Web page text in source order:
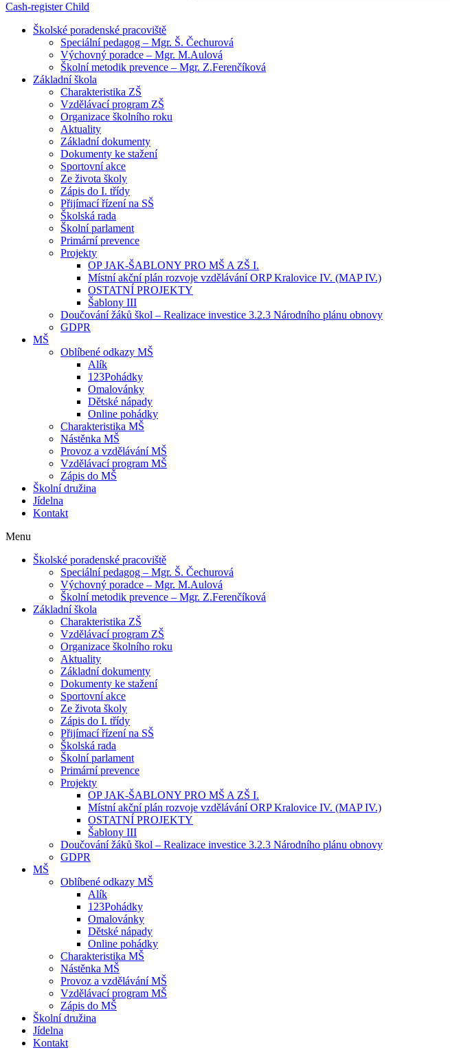
Cash-register Child
Školské poradenské pracoviště
Speciální pedagog – Mgr. Š. Čechurová
Výchovný poradce – Mgr. M.Aulová
Školní metodik prevence – Mgr. Z.Ferenčíková
Základní škola
Charakteristika ZŠ
Vzdělávací program ZŠ
Organizace školního roku
Aktuality
Základní dokumenty
Dokumenty ke stažení
Sportovní akce
Ze života školy
Zápis do I. třídy
Přijímací řízení na SŠ
Školská rada
Školní parlament
Primární prevence
Projekty
OP JAK-ŠABLONY PRO MŠ A ZŠ I.
Místní akční plán rozvoje vzdělávání ORP Kralovice IV. (MAP IV.)
OSTATNÍ PROJEKTY
Šablony III
Doučování žáků škol – Realizace investice 3.2.3 Národního plánu obnovy
GDPR
MŠ
Oblíbené odkazy MŠ
Alík
123Pohádky
Omalovánky
Dětské nápady
Online pohádky
Charakteristika MŠ
Nástěnka MŠ
Provoz a vzdělávání MŠ
Vzdělávací program MŠ
Zápis do MŠ
Školní družina
Jídelna
Kontakt
Menu
Školské poradenské pracoviště
Speciální pedagog – Mgr. Š. Čechurová
Výchovný poradce – Mgr. M.Aulová
Školní metodik prevence – Mgr. Z.Ferenčíková
Základní škola
Charakteristika ZŠ
Vzdělávací program ZŠ
Organizace školního roku
Aktuality
Základní dokumenty
Dokumenty ke stažení
Sportovní akce
Ze života školy
Zápis do I. třídy
Přijímací řízení na SŠ
Školská rada
Školní parlament
Primární prevence
Projekty
OP JAK-ŠABLONY PRO MŠ A ZŠ I.
Místní akční plán rozvoje vzdělávání ORP Kralovice IV. (MAP IV.)
OSTATNÍ PROJEKTY
Šablony III
Doučování žáků škol – Realizace investice 3.2.3 Národního plánu obnovy
GDPR
MŠ
Oblíbené odkazy MŠ
Alík
123Pohádky
Omalovánky
Dětské nápady
Online pohádky
Charakteristika MŠ
Nástěnka MŠ
Provoz a vzdělávání MŠ
Vzdělávací program MŠ
Zápis do MŠ
Školní družina
Jídelna
Kontakt